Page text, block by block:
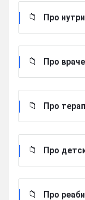
Про
Про
Про
Про
Про